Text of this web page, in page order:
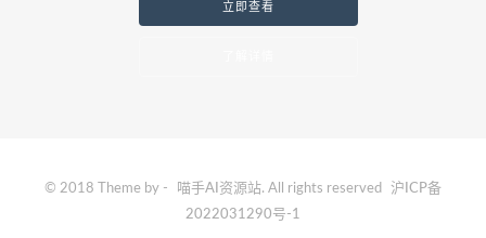
立即查看
© 2018 Theme by - 喵手AI资源站. All rights reserved
沪ICP备
2022031290号-1